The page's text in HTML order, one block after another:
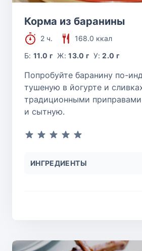
Корма из баранины
2 ч.
168.0 ккал
Б:11.0 г Ж:13.0 г У:2.0 г
Попробуйте баранину по-
тушеную в йогурте и
традиционными
и сытную.
ИНГРЕДИЕНТЫ